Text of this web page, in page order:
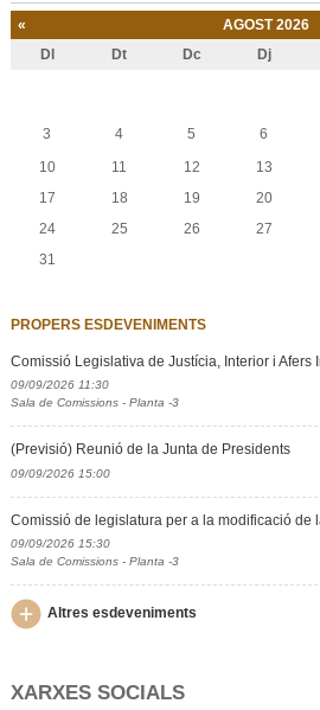
« AGOST 2026
Dl Dt Dc Dj
3
4 5 6
10
11 12 13
17
18 19 20
24
25 26 27
31
PROPERS ESDEVENIMENTS
Comissió Legislativa de Justícia, Interior i Afers
09/09/2026 11:30
Sala de Comissions - Planta -3
(Previsió) Reunió de la Junta de Presidents
09/09/2026 15:00
Comissió de legislatura per a la modificació de
09/09/2026 15:30
Sala de Comissions - Planta -3
Altres esdeveniments
XARXES SOCIALS